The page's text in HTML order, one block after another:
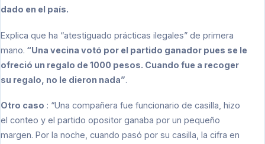
dado en el país.
Explica que ha “atestiguado prácticas ilegales” de primera
mano. “Una vecina votó por el partido ganador pues se le
ofreció un regalo de 1000 pesos. Cuando fue a recoger
su regalo, no le dieron nada”.
Otro caso : “Una compañera fue funcionario de casilla, hizo
el conteo y el partido opositor ganaba por un pequeño
margen. Por la noche, cuando pasó por su casilla, la cifra en